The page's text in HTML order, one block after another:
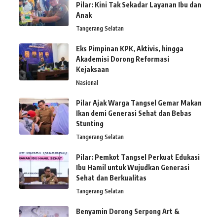
Pilar: Kini Tak Sekadar Layanan Ibu dan
Anak
Tangerang Selatan
Eks Pimpinan KPK, Aktivis, hingga
Akademisi Dorong Reformasi
Kejaksaan
Nasional
Pilar Ajak Warga Tangsel Gemar Makan
Ikan demi Generasi Sehat dan Bebas
Stunting
Tangerang Selatan
Pilar: Pemkot Tangsel Perkuat Edukasi
Ibu Hamil untuk Wujudkan Generasi
Sehat dan Berkualitas
Tangerang Selatan
Benyamin Dorong Serpong Art &